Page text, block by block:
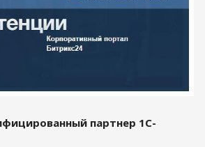
партнер 1С-